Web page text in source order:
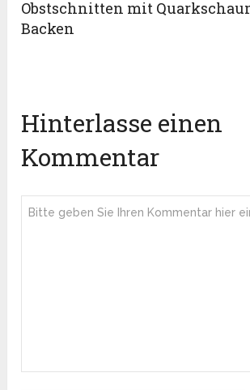
Obstschnitten mit
Backen
Hinterlasse einen
Kommentar